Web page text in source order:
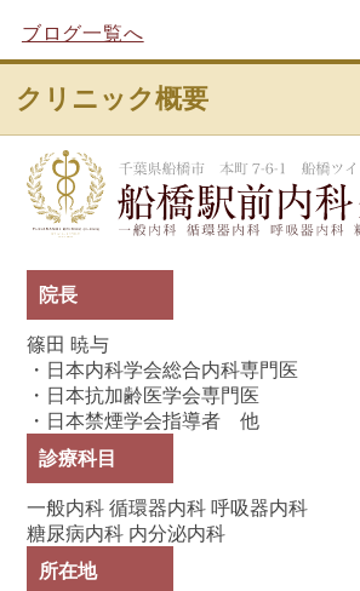
ブログ一覧へ
クリニック概要
院長
篠田 暁与
・日本内科学会総合内科専門医
・日本抗加齢医学会専門医
・日本禁煙学会指導者 他
診療科目
一般内科 循環器内科 呼吸器内科
糖尿病内科 内分泌内科
所在地